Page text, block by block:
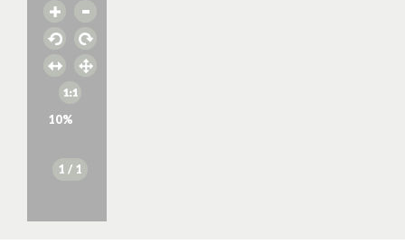
10%
1 / 1